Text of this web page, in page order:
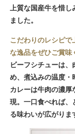
上質な国産牛を惜し
ました。
こだわりのレシピで
な逸品をぜひご賞味
ビーフシチューは
め、煮込みの温度・
カレーは牛肉の濃厚
現。一口食べれば、
る味わいが広がりま